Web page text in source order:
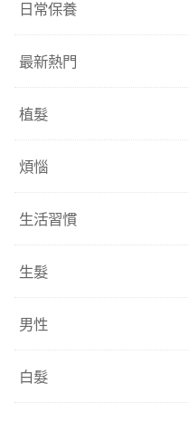
日常保養
最新熱門
植髮
煩惱
生活習慣
生髮
男性
白髮